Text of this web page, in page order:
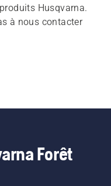
Husqvarna.
à nous contacter
Forêt